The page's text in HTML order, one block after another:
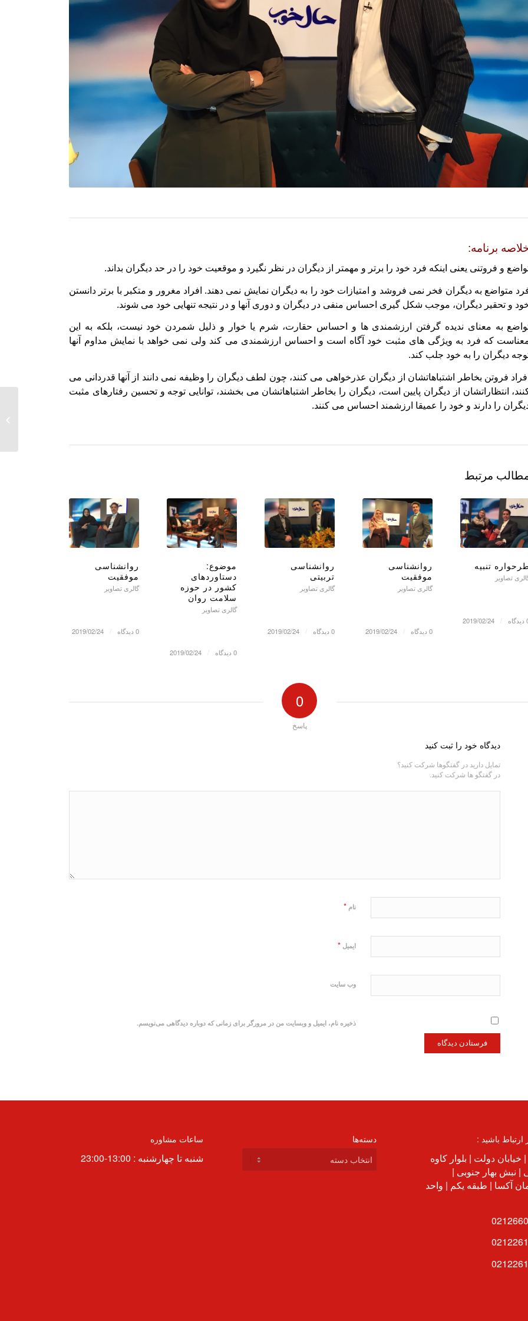
برنامه:
و فروتنی یعنی اینکه فرد خود را برتر و مهمتر از دیگران در نظر نگیرد و موقعیت خود را در حد دیگران بداند.
متواضع به دیگران فخر نمی فروشد و امتیازات خود را به دیگران نمایش نمی دهند. افراد مغرور و متکبر با برتر دانستن
و تحقیر دیگران، موجب شکل گیری احساس منفی در دیگران و دوری آنها و در نتیجه تنهایی خود می شوند.
به معنای ندیده گرفتن ارزشمندی ها و احساس حقارت، شرم یا خوار و ذلیل شمردن خود نیست، بلکه به این
که فرد به ویژگی های مثبت خود آگاه است و احساس ارزشمندی می کند ولی نمی خواهد با نمایش مداوم آنها
دیگران را به خود جلب کند.
افراد فروتن بخاطر اشتباهاتشان از دیگران عذرخواهی می کنند، چون لطف دیگران را وظیفه نمی دانند از آنها قدردانی می
انتظاراتشان از دیگران پایین است، دیگران را بخاطر اشتباهاتشان می بخشند، توانایی توجه و تحسین رفتارهای مثبت
را دارند و خود را عمیقا ارزشمند احساس می کنند.
مرتبط
تنبیه
تصاویر
2019/02/24
روانشناسی
موفقیت
گالری تصاویر
0 دیدگاه 2019/02/24
روانشناسی
تربیتی
گالری تصاویر
0 دیدگاه 2019/02/24
موضوع:
دستاوردهای
کشور در حوزه
سلامت روان
گالری تصاویر
0 دیدگاه 2019/02/24
روانشناسی
موفقیت
گالری تصاویر
0 دیدگاه 2019/02/24
0
پاسخ
دیدگاه خود را ثبت کنید
تمایل دارید در گفتگوها شرکت کنید؟
در گفتگو ها شرکت کنید.
نام *
ایمیل *
وب‌ سایت
ذخیره نام، ایمیل و وبسایت من در مرورگر برای زمانی که دوباره دیدگاهی می‌نویسم.
ارتباط باشید :
خیابان دولت | بلوار کاوه
| نبش بهار جنوبی |
آکسا | طبقه یکم | واحد
دسته‌ها ساعات مشاوره
شنبه تا چهارشنبه : 13:00-23:00
بازی